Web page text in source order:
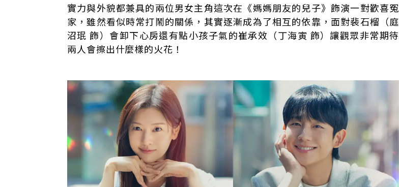
實力與外貌都兼具的兩位男女主角這次在《媽媽朋友的兒子》飾演一對歡喜冤
家，雖然看似時常打鬧的關係，其實逐漸成為了相互的依靠，面對裴石榴（庭
沼珉 飾）會卸下心房還有點小孩子氣的崔承效（丁海寅 飾）讓觀眾非常期待
兩人會擦出什麼樣的火花！